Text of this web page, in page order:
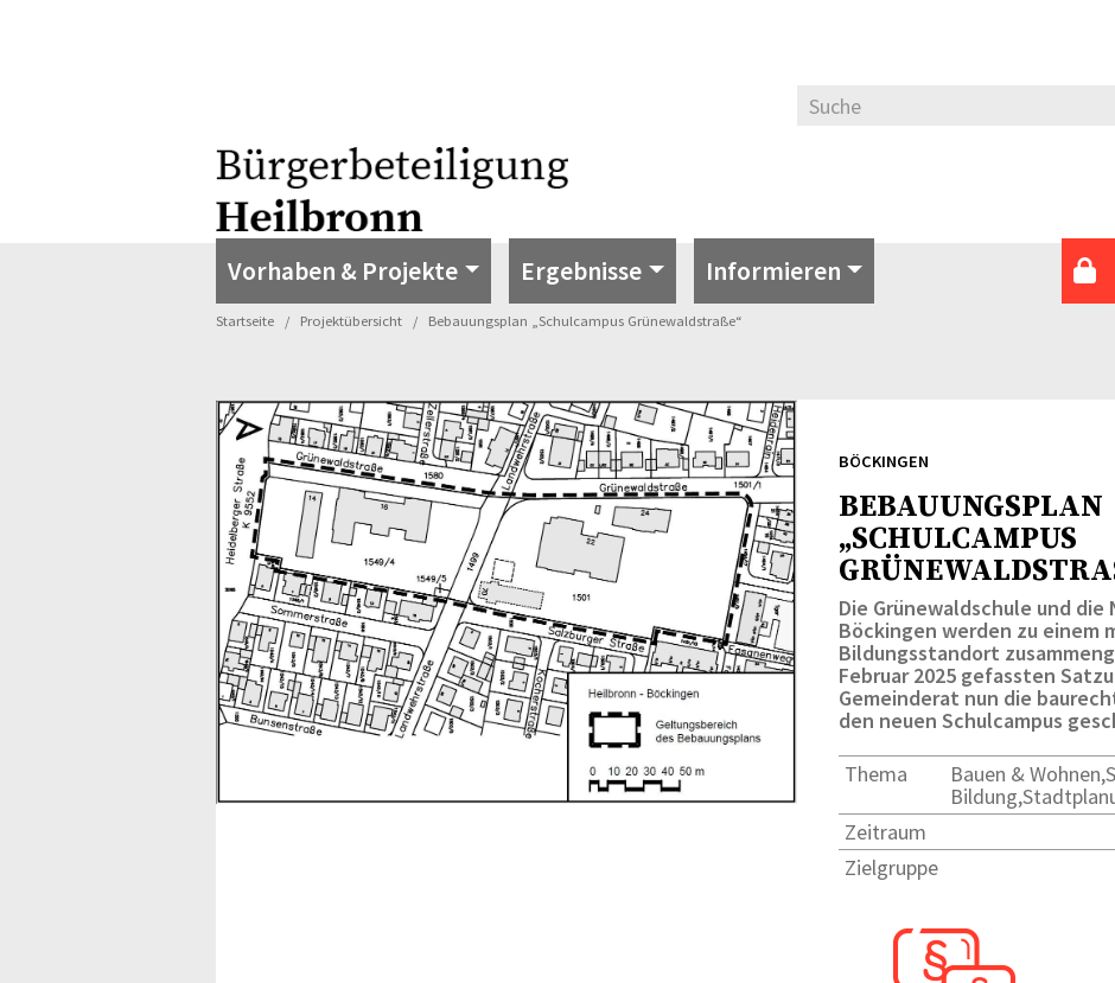
Vorhaben & Projekte Ergebnisse Informieren
Startseite Projektübersicht Bebauungsplan „Schulcampus Grünewaldstraße“
BÖCKINGEN
BEBAUUNGSPLAN
„SCHULCAMPUS
Die Grünewaldschule und
Böckingen werden zu einem
Bildungsstandort
Februar 2025 gefassten
Gemeinderat nun die
den neuen Schulcampus
Thema
Bauen &
Zeitraum
Zielgruppe